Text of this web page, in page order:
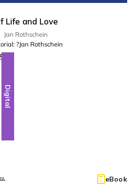
Life and Love
Jan Rothschein
?Jan Rothschein
Digital
eBook